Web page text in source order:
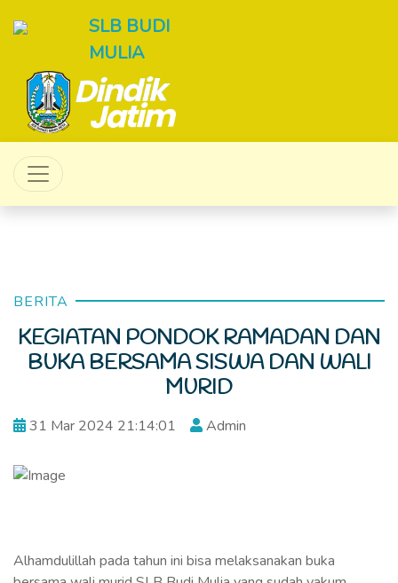
SLB BUDI
MULIA
BERITA
KEGIATAN PONDOK RAMADAN DAN
BUKA BERSAMA SISWA DAN WALI
MURID
31 Mar 2024 21:14:01 Admin
Alhamdulillah pada tahun ini bisa melaksanakan buka